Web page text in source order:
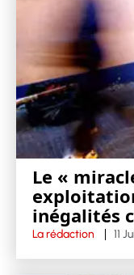
Le «
inégalités
La rédaction 11